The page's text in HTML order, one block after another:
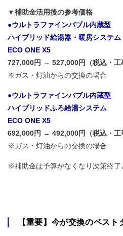
▼補助金活用後の参考価格
●ウルトラファインバブル内蔵型
ハイブリッド給湯器・暖房システム
ECO ONE X5
727,000円 → 527,000円（税込・工
※ガス・灯油からの交換の場合
●ウルトラファインバブル内蔵型
ハイブリッドふろ給湯システム
ECO ONE X5
692,000円 → 492,000円（税込・工
※ガス・灯油からの交換の場合
※補助金は予算がなくなり次第終了
【重要】今が交換のベス